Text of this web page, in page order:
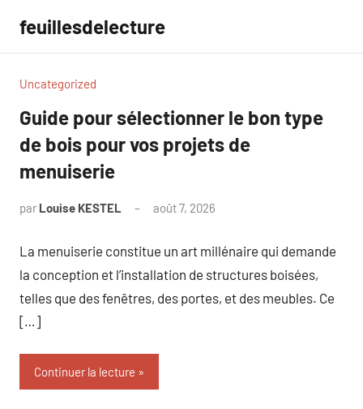
contenu
feuillesdelecture
Uncategorized
Guide pour sélectionner le bon type
de bois pour vos projets de
menuiserie
par Louise KESTEL août 7, 2026
La menuiserie constitue un art millénaire qui demande
la conception et l’installation de structures boisées,
telles que des fenêtres, des portes, et des meubles. Ce
[…]
Continuer la lecture